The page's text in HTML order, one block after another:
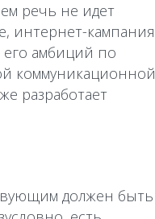
речь не идет
интернет-кампания
его амбиций по
коммуникационной
разработает
должен быть